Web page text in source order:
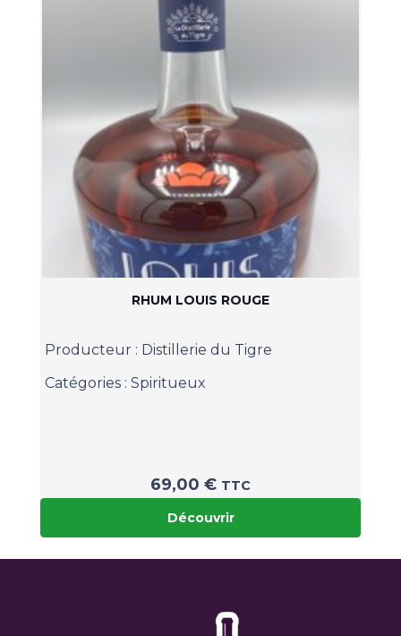
RHUM LOUIS ROUGE
Producteur : Distillerie du Tigre
Catégories : Spiritueux
69,00 € TTC
Découvrir